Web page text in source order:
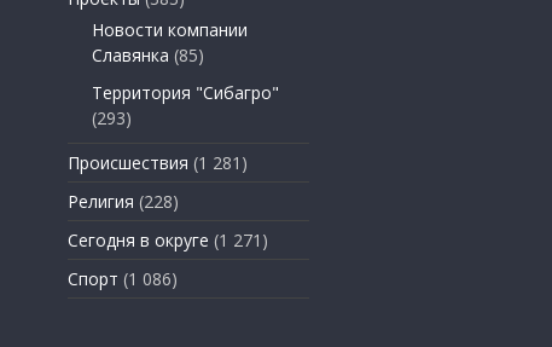
Новости компании
Славянка (85)
Территория "Сибагро"
(293)
Происшествия (1 281)
Религия (228)
Сегодня в округе (1 271)
Спорт (1 086)